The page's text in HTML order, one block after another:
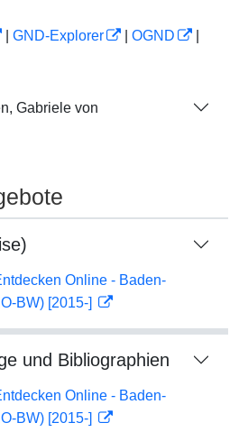
GND-Explorer OGND
Gabriele von
Online - Baden-
BW) [2015-]
und Bibliographien
Online - Baden-
BW) [2015-]